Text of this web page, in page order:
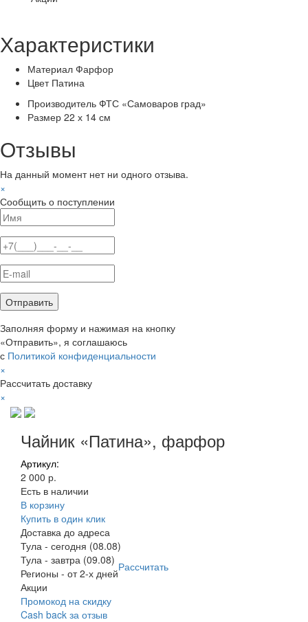
Характеристики
Материал Фарфор
Цвет Патина
Производитель ФТС «Самоваров град»
Размер 22 х 14 см
Отзывы
На данный момент нет ни одного отзыва.
×
Сообщить о поступлении
Заполняя форму и нажимая на кнопку
«Отправить», я соглашаюсь
с Политикой конфиденциальности
×
Рассчитать доставку
×
Чайник «Патина», фарфор
Артикул:
2 000 р.
Есть в наличии
В корзину
Купить в один клик
Доставка до адреса
Тула - сегодня (08.08)
Тула - завтра (09.08) Рассчитать
Регионы - от 2-х дней
Акции
Промокод на скидку
Cash back за отзыв